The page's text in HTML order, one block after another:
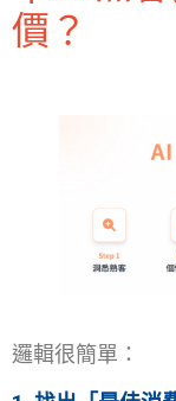
價？
邏輯很簡單：